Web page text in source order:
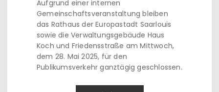
Aufgrund einer internen
Gemeinschaftsveranstaltung bleiben
das Rathaus der Europastadt Saarlouis
sowie die Verwaltungsgebäude Haus
Koch und Friedensstraße am Mittwoch,
dem 28. Mai 2025, für den
Publikumsverkehr ganztägig geschlossen.